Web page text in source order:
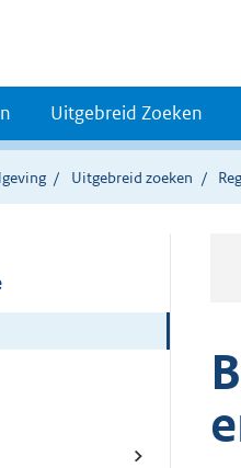
Uitgebreid Zoeken
Uitgebreid zoeken